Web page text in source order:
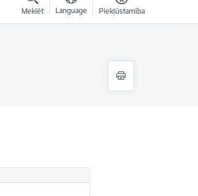
Meklēt Language Piekļūstamība